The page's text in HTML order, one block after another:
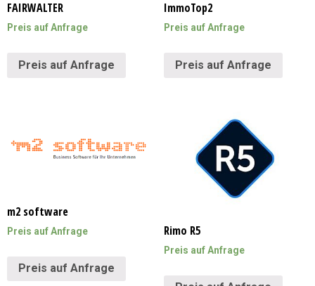
FAIRWALTER
Preis auf Anfrage
Preis auf Anfrage
ImmoTop2
Preis auf Anfrage
Preis auf Anfrage
m2 software
Preis auf Anfrage
Preis auf Anfrage
Rimo R5
Preis auf Anfrage